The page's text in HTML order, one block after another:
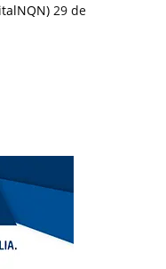
29 de